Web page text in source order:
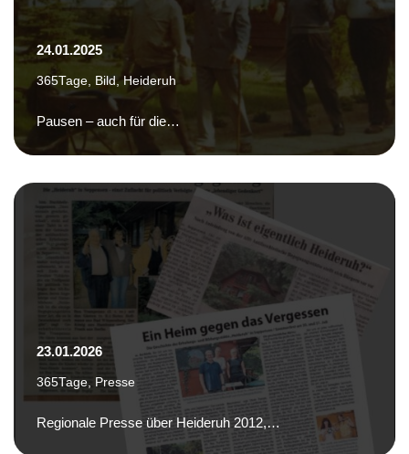
24.01.2025
365Tage Bild,Heideruh
Pausen – auch für die…
23.01.2026
365Tage Presse
Regionale Presse über Heideruh 2012,…